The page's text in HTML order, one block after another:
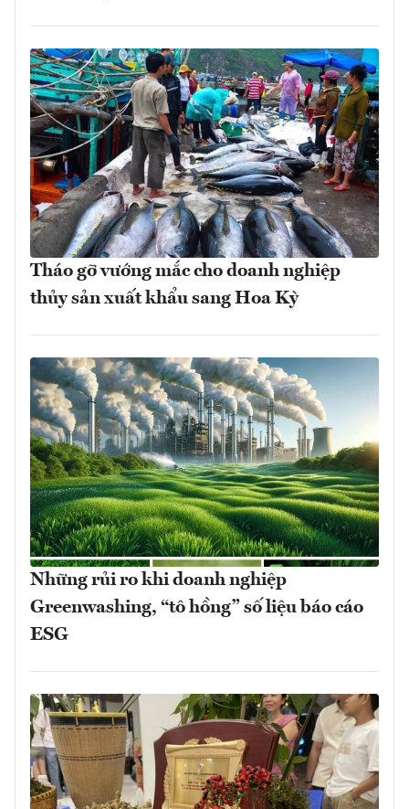
Tháo gỡ vướng mắc cho doanh nghiệp
thủy sản xuất khẩu sang Hoa Kỳ
Những rủi ro khi doanh nghiệp
Greenwashing, “tô hồng” số liệu báo cáo
ESG